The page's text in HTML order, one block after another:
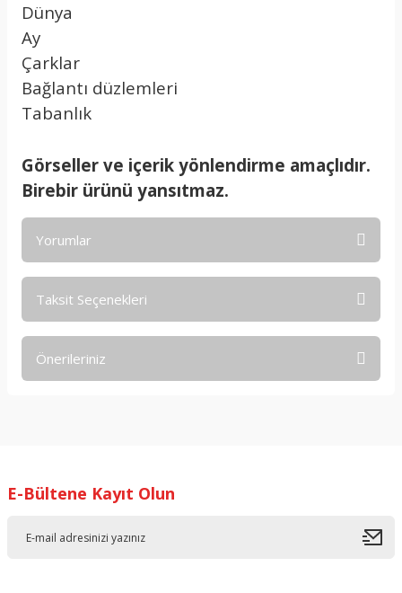
Dünya
Ay
Çarklar
Bağlantı düzlemleri
Tabanlık
Görseller ve içerik yönlendirme amaçlıdır.
Birebir ürünü yansıtmaz.
Yorumlar
Taksit Seçenekleri
Önerileriniz
Ürün resmi kalitesiz, bozuk veya görüntülenemiyor.
E-Bültene Kayıt Olun